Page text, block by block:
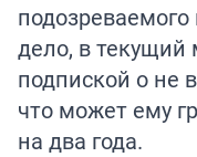
дело, в текущий
подпиской о не
что может ему
на два года.